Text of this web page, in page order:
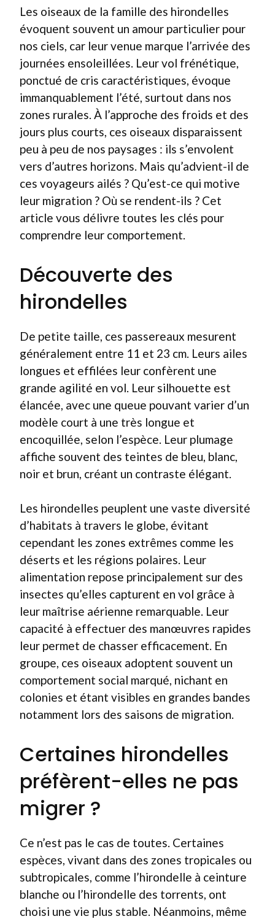
Les oiseaux de la famille des hirondelles
évoquent souvent un amour particulier pour
nos ciels, car leur venue marque l’arrivée des
journées ensoleillées. Leur vol frénétique,
ponctué de cris caractéristiques, évoque
immanquablement l’été, surtout dans nos
zones rurales. À l’approche des froids et des
jours plus courts, ces oiseaux disparaissent
peu à peu de nos paysages : ils s’envolent
vers d’autres horizons. Mais qu’advient-il de
ces voyageurs ailés ? Qu’est-ce qui motive
leur migration ? Où se rendent-ils ? Cet
article vous délivre toutes les clés pour
comprendre leur comportement.
Découverte des
hirondelles
De petite taille, ces passereaux mesurent
généralement entre 11 et 23 cm. Leurs ailes
longues et effilées leur confèrent une
grande agilité en vol. Leur silhouette est
élancée, avec une queue pouvant varier d’un
modèle court à une très longue et
encoquillée, selon l’espèce. Leur plumage
affiche souvent des teintes de bleu, blanc,
noir et brun, créant un contraste élégant.
Les hirondelles peuplent une vaste diversité
d’habitats à travers le globe, évitant
cependant les zones extrêmes comme les
déserts et les régions polaires. Leur
alimentation repose principalement sur des
insectes qu’elles capturent en vol grâce à
leur maîtrise aérienne remarquable. Leur
capacité à effectuer des manœuvres rapides
leur permet de chasser efficacement. En
groupe, ces oiseaux adoptent souvent un
comportement social marqué, nichant en
colonies et étant visibles en grandes bandes
notamment lors des saisons de migration.
Certaines hirondelles
préfèrent-elles ne pas
migrer ?
Ce n’est pas le cas de toutes. Certaines
espèces, vivant dans des zones tropicales ou
subtropicales, comme l’hirondelle à ceinture
blanche ou l’hirondelle des torrents, ont
choisi une vie plus stable. Néanmoins, même